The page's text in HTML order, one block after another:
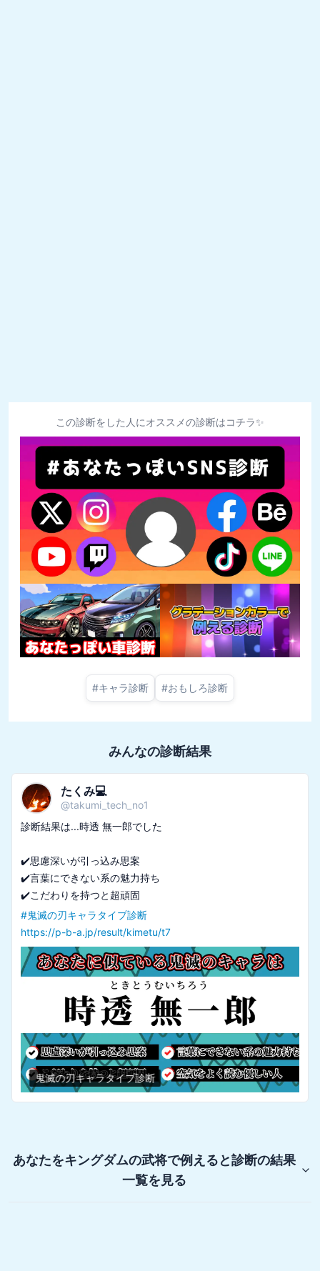
この診断をした人にオススメの診断はコチラ✨
#キャラ診断 #おもしろ診断
みんなの診断結果
たくみ💻
@takumi_tech_no1
診断結果は...時透 無一郎でした
✔️思慮深いが引っ込み思案
✔️言葉にできない系の魅力持ち
#鬼滅の刃キャラタイプ診断
https://p-b-a.jp/result/kimetu/t7
鬼滅の刃キャラタイプ診断
あなたをキングダムの武将で例えると診断の結果
一覧を見る